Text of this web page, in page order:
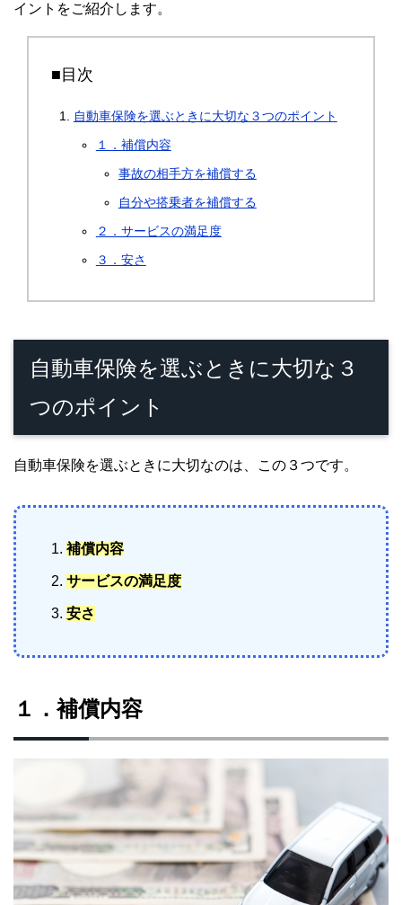
イントをご紹介します。
■目次
自動車保険を選ぶときに大切な３つのポイント
１．補償内容
事故の相手方を補償する
自分や搭乗者を補償する
２．サービスの満足度
３．安さ
自動車保険を選ぶときに大切な３
つのポイント
自動車保険を選ぶときに大切なのは、この３つです。
補償内容
サービスの満足度
安さ
１．補償内容